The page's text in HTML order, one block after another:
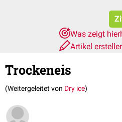
Was zeigt
Artikel
Trockeneis
(Weitergeleitet von Dry ice)